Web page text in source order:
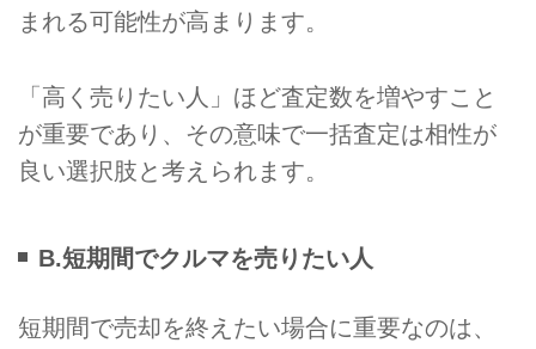
まれる可能性が高まります。
「高く売りたい人」ほど査定数を増やすこと
が重要であり、その意味で一括査定は相性が
良い選択肢と考えられます。
B.短期間でクルマを売りたい人
短期間で売却を終えたい場合に重要なのは、